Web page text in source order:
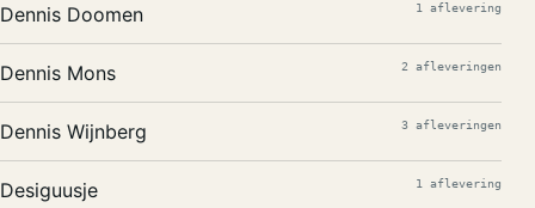
Dennis Doomen 1 aflevering
Dennis Mons 2 afleveringen
Dennis Wijnberg 3 afleveringen
Desiguusje 1 aflevering